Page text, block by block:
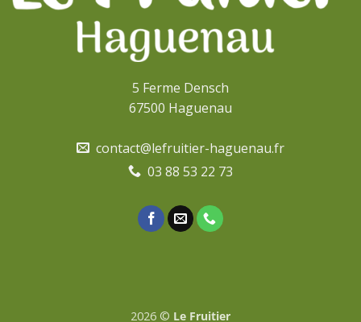
5 Ferme Densch
67500 Haguenau
contact@lefruitier-haguenau.fr
03 88 53 22 73
2026 © Le Fruitier